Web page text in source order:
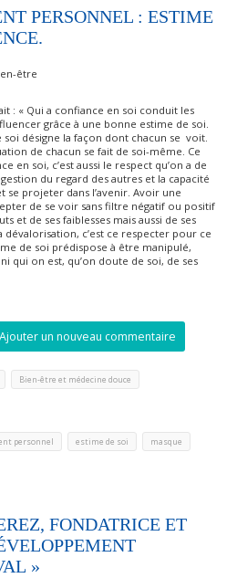
PERSONNEL : ESTIME
être
: « Qui a confiance en soi conduit les
grâce à une bonne estime de soi.
soi désigne la façon dont chacun se voit.
de chacun se fait de soi-même. Ce
en soi, c’est aussi le respect qu’on a de
du regard des autres et la capacité
se projeter dans l’avenir. Avoir une
de se voir sans filtre négatif ou positif
et de ses faiblesses mais aussi de ses
dévalorisation, c’est ce respecter pour ce
de soi prédispose à être manipulé,
qui on est, qu’on doute de soi, de ses
Ajouter un nouveau commentaire
Bien-être et médecine douce
personnel estime de soi masque
FONDATRICE ET
»